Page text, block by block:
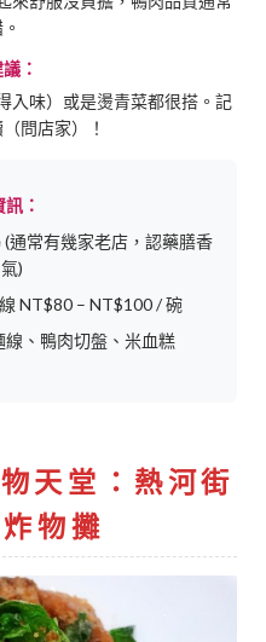
：
入味）或是燙青菜都很搭。記
問店家）！
：
通常有幾家老店，認藥膳香
氣)
NT$80 – NT$100 / 碗
線、鴨肉切盤、米血糕
天堂：熱河街
物攤